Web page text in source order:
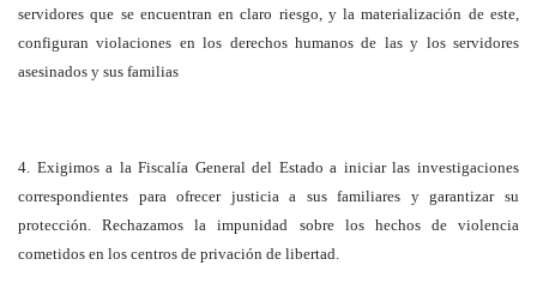
servidores que se encuentran en claro riesgo, y la materialización de este,
configuran violaciones en los derechos humanos de las y los servidores
asesinados y sus familias
4. Exigimos a la Fiscalía General del Estado a iniciar las investigaciones
correspondientes para ofrecer justicia a sus familiares y garantizar su
protección. Rechazamos la impunidad sobre los hechos de violencia
cometidos en los centros de privación de libertad.